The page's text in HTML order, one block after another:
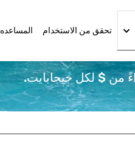
تحقق من الاستخدام